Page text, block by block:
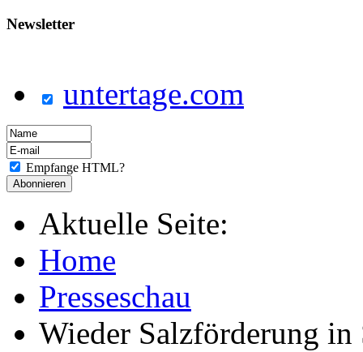
Newsletter
untertage.com
Empfange HTML?
Aktuelle Seite:
Home
Presseschau
Wieder Salzförderung in